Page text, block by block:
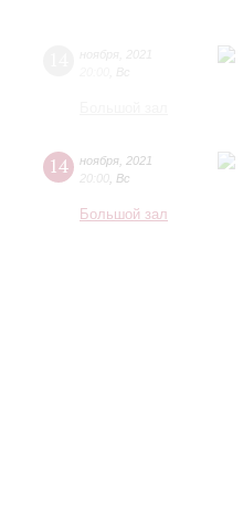
14 ноября 2021
20:00 Вс
Большой зал